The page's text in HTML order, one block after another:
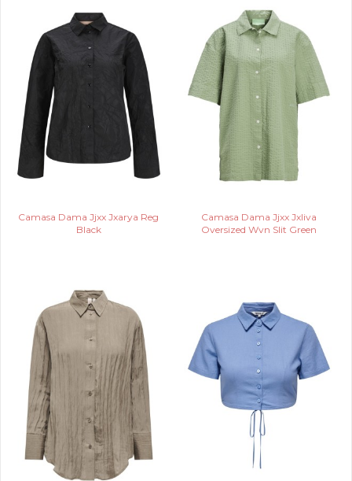
Camasa Dama Jjxx Jxarya Reg
Black
Camasa Dama Jjxx Jxliva
Oversized Wvn Slit Green